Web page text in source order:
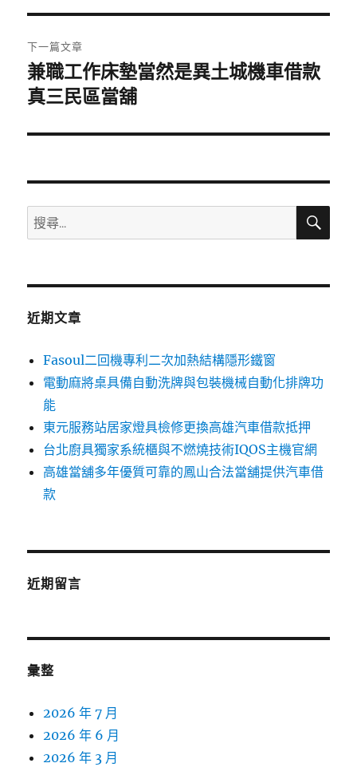
覽
文
章:
下一篇文章
下
一
文
兼職工作床墊當然是異土城機車借款
真三民區當舖
搜
尋
鍵
搜
近期文章
Fasoul二回機專利二次加熱結構隱形鐵窗
電動麻將桌具備自動洗牌與包裝機械自動化排牌功
能
東元服務站居家燈具檢修更換高雄汽車借款抵押
台北廚具獨家系統櫃與不燃燒技術IQOS主機官網
高雄當舖多年優質可靠的鳳山合法當舖提供汽車借
款
近期留言
彙整
2026 年 7 月
2026 年 6 月
2026 年 3 月